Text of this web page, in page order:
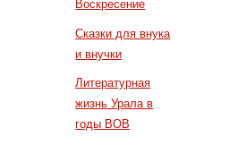
Воскресение
Сказки для внука
и внучки
Литературная
жизнь Урала в
годы ВОВ